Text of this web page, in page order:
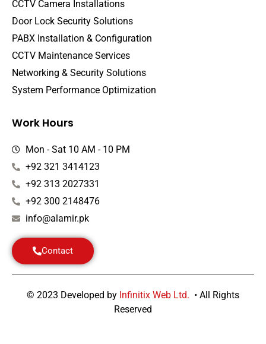
CCTV Camera Installations
Door Lock Security Solutions
PABX Installation & Configuration
CCTV Maintenance Services
Networking & Security Solutions
System Performance Optimization
Work Hours
Mon - Sat 10 AM - 10 PM
+92 321 3414123
+92 313 2027331
+92 300 2148476
info@alamir.pk
Contact
© 2023 Developed by Infinitix Web Ltd. • All Rights
Reserved